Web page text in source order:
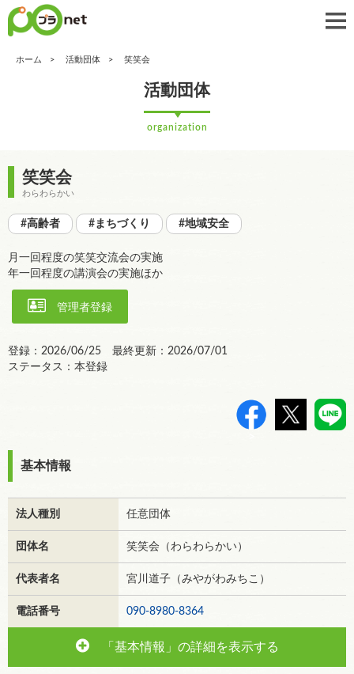
ホーム 活動団体 笑笑会
活動団体
organization
笑笑会
わらわらかい
#高齢者 #まちづくり #地域安全
月一回程度の笑笑交流会の実施
年一回程度の講演会の実施ほか
管理者登録
登録：2026/06/25 最終更新：2026/07/01
ステータス：本登録
基本情報
法人種別 任意団体
団体名 笑笑会（わらわらかい）
代表者名 宮川道子（みやがわみちこ）
電話番号 090-8980-8364
「基本情報」の詳細を表示する